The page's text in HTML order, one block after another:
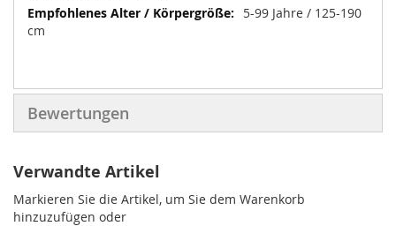
5-99 Jahre / 125-190
cm
Bewertungen
Verwandte Artikel
Markieren Sie die Artikel, um Sie dem Warenkorb
hinzuzufügen oder